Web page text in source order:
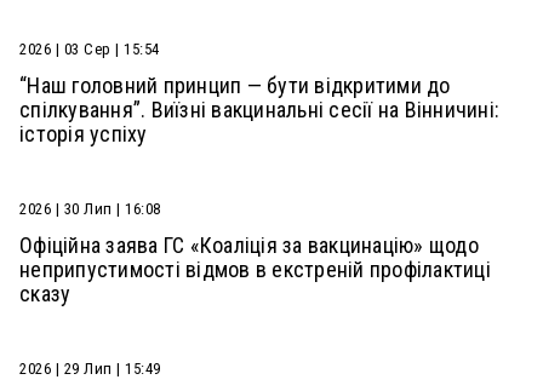
2026 | 03 Сер | 15:54
“Наш головний принцип — бути відкритими до
спілкування”. Виїзні вакцинальні сесії на Вінничині:
історія успіху
2026 | 30 Лип | 16:08
Офіційна заява ГС «Коаліція за вакцинацію» щодо
неприпустимості відмов в екстреній профілактиці
сказу
2026 | 29 Лип | 15:49